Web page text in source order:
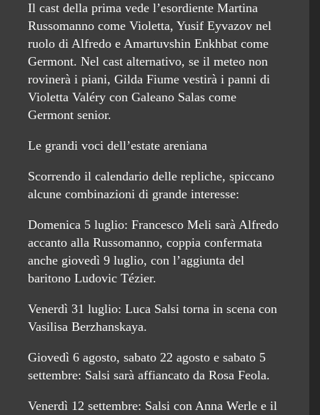
Il cast della prima vede l’esordiente Martina
Russomanno come Violetta, Yusif Eyvazov nel
ruolo di Alfredo e Amartuvshin Enkhbat come
Germont. Nel cast alternativo, se il meteo non
rovinerà i piani, Gilda Fiume vestirà i panni di
Violetta Valéry con Galeano Salas come
Germont senior.
Le grandi voci dell’estate areniana
Scorrendo il calendario delle repliche, spiccano
alcune combinazioni di grande interesse:
Domenica 5 luglio: Francesco Meli sarà Alfredo
accanto alla Russomanno, coppia confermata
anche giovedì 9 luglio, con l’aggiunta del
baritono Ludovic Tézier.
Venerdì 31 luglio: Luca Salsi torna in scena con
Vasilisa Berzhanskaya.
Giovedì 6 agosto, sabato 22 agosto e sabato 5
settembre: Salsi sarà affiancato da Rosa Feola.
Venerdì 12 settembre: Salsi con Anna Werle e il